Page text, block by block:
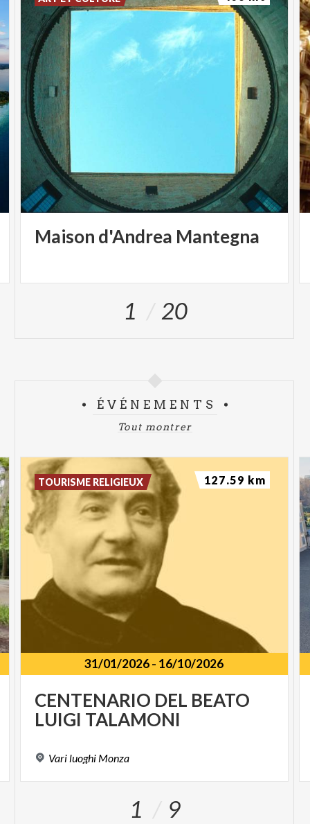
tematiche ambientali, con Il mito infranto (Codice,
2025), in cui discute la falsa sostenibilità che
peggiora gli equilibri del pianeta e aumenta le
disuguaglianze anziché sanarle, mentre il secondo,
filosofo e componente del National Biodiversity
Future Center (uno dei cinque centri nazionali
dedicati alla ricerca di frontiera), con Considera gli
animali (Laterza, 2025), saggio in cui descrive le
contraddizioni e la profondità dei legami che
uniscono uomo e animali.
Informazioni e
aggiornamenti: www.foodsciencefestival.it
Maison d'Andrea Mantegna
1 20
ÉVÉNEMENTS
Tout montrer
31/01/2026- 16/10/2026
CENTENARIO DEL BEATO
LUIGI TALAMONI
Variluoghi Monza
TOURISME RELIGIEUX 127.59 km
1 9